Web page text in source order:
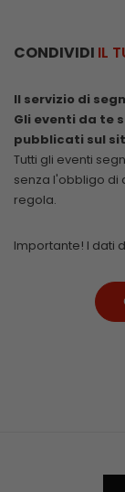
CONDIVIDI IL
Il servizio di
Gli eventi da te
pubblicati sul
Tutti gli eventi
senza l'obbligo di
regola.
Importante! I dati